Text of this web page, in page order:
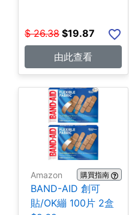
$ 26.38 $19.87
由此查看
Amazon 購買指南
BAND-AID 創可
貼/OK繃 100片 2盒